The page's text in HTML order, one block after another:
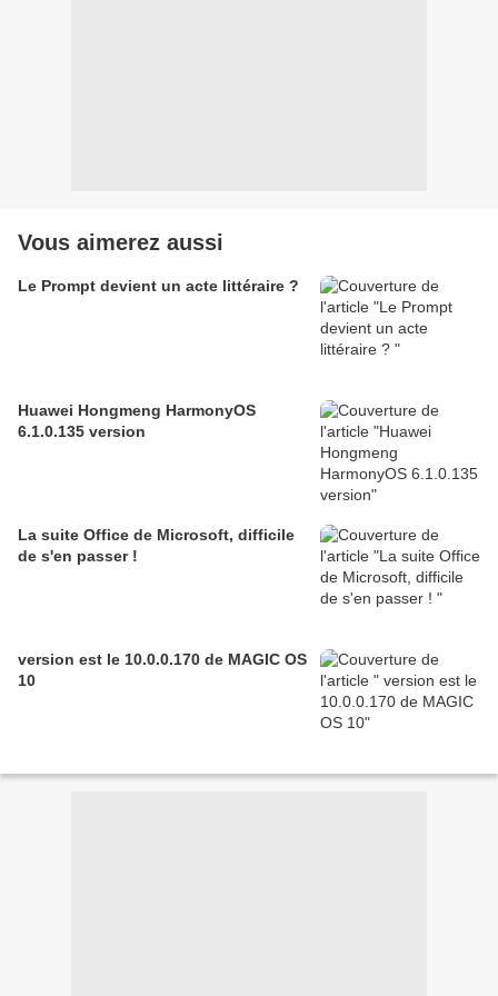
Vous aimerez aussi
Le Prompt devient un acte littéraire ?
Huawei Hongmeng HarmonyOS
6.1.0.135 version
La suite Office de Microsoft, difficile
de s'en passer !
version est le 10.0.0.170 de MAGIC OS
10